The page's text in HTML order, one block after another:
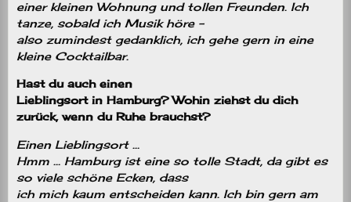
einer kleinen Wohnung und tollen Freunden. Ich
tanze, sobald ich Musik höre –
also zumindest gedanklich, ich gehe gern in eine
kleine Cocktailbar.
Hast du auch einen
Lieblingsort in Hamburg? Wohin ziehst du dich
zurück, wenn du Ruhe brauchst?
Einen Lieblingsort …
Hmm … Hamburg ist eine so tolle Stadt, da gibt es
so viele schöne Ecken, dass
ich mich kaum entscheiden kann. Ich bin gern am